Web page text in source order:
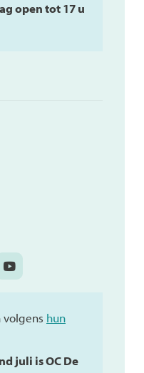
open tot 17 u
jeugd
hun
juli is OC De